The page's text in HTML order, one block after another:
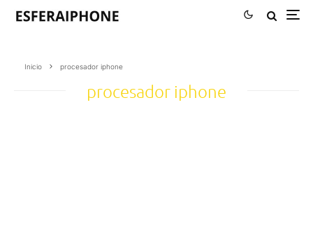
Inicio procesador iphone
procesador iphone